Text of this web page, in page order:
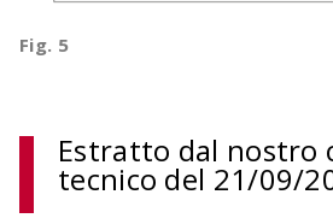
Fig. 5
Estratto dal nostro
tecnico del 21/09/